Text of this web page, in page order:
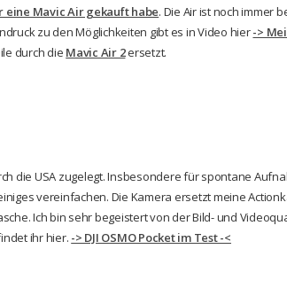
eine Mavic Air gekauft habe. Die Air ist noch immer
zu den Möglichkeiten gibt es in Video hier->
durch die Mavic Air 2ersetzt.
die USA zugelegt. Insbesondere für spontane
vereinfachen. Die Kamera ersetzt meine
Ich bin sehr begeistert von der Bild- und
ihr hier. -> DJI OSMO Pocket im Test -<